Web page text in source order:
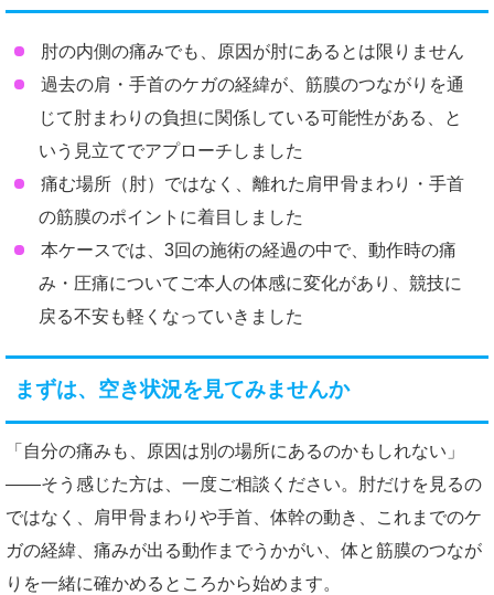
肘の内側の痛みでも、原因が肘にあるとは限りません
過去の肩・手首のケガの経緯が、筋膜のつながりを通
じて肘まわりの負担に関係している可能性がある、と
いう見立てでアプローチしました
痛む場所（肘）ではなく、離れた肩甲骨まわり・手首
の筋膜のポイントに着目しました
本ケースでは、3回の施術の経過の中で、動作時の痛
み・圧痛についてご本人の体感に変化があり、競技に
戻る不安も軽くなっていきました
まずは、空き状況を見てみませんか
「自分の痛みも、原因は別の場所にあるのかもしれない」
——そう感じた方は、一度ご相談ください。肘だけを見るの
ではなく、肩甲骨まわりや手首、体幹の動き、これまでのケ
ガの経緯、痛みが出る動作までうかがい、体と筋膜のつなが
りを一緒に確かめるところから始めます。